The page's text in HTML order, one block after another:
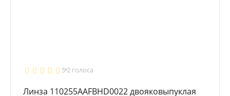
5 2 голоса
Линза 110255AAFBHD0022 двояковыпуклая